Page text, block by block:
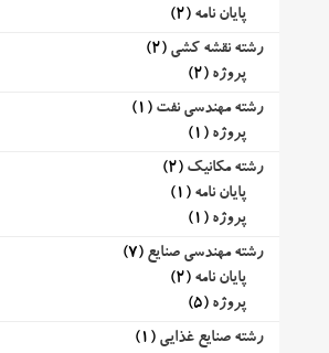
پایان نامه (2)
رشته نقشه کشی (2)
پروژه (2)
رشته مهندسی نفت (1)
پروژه (1)
رشته مکانیک (2)
پایان نامه (1)
پروژه (1)
رشته مهندسی صنایع (7)
پایان نامه (2)
پروژه (5)
رشته صنایع غذایی (1)